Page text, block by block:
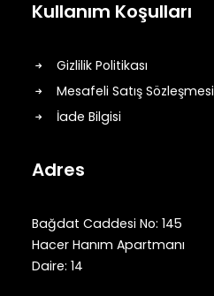
Kullanım Koşulları
Gizlilik Politikası
Mesafeli Satış Sözleşmesi
İade Bilgisi
Adres
Bağdat Caddesi No: 145
Hacer Hanım Apartmanı
Daire: 14